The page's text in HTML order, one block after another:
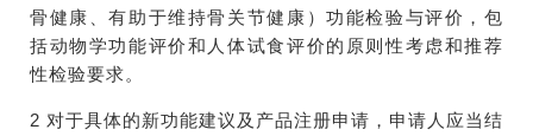
骨健康、有助于维持骨关节健康）功能检验与评价，包
括动物学功能评价和人体试食评价的原则性考虑和推荐
性检验要求。
2 对于具体的新功能建议及产品注册申请，申请人应当结